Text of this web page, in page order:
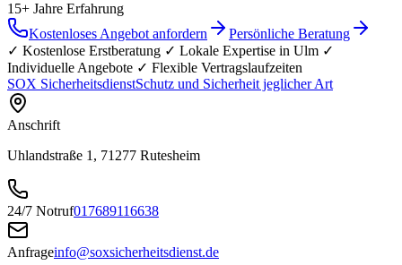
15+ Jahre Erfahrung
Kostenloses Angebot anfordern
Persönliche Beratung
✓ Kostenlose Erstberatung ✓ Lokale Expertise in Ulm ✓
Individuelle Angebote ✓ Flexible Vertragslaufzeiten
SOX SicherheitsdienstSchutz und Sicherheit jeglicher Art
Anschrift
Uhlandstraße 1, 71277 Rutesheim
24/7 Notruf017689116638
Anfrageinfo@soxsicherheitsdienst.de